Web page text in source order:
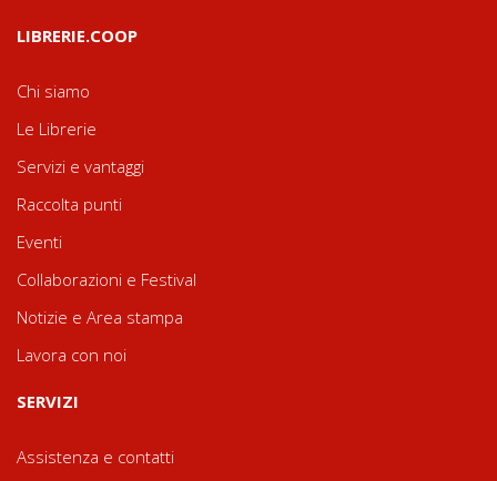
LIBRERIE.COOP
Chi siamo
Le Librerie
Servizi e vantaggi
Raccolta punti
Eventi
Collaborazioni e Festival
Notizie e Area stampa
Lavora con noi
SERVIZI
Assistenza e contatti